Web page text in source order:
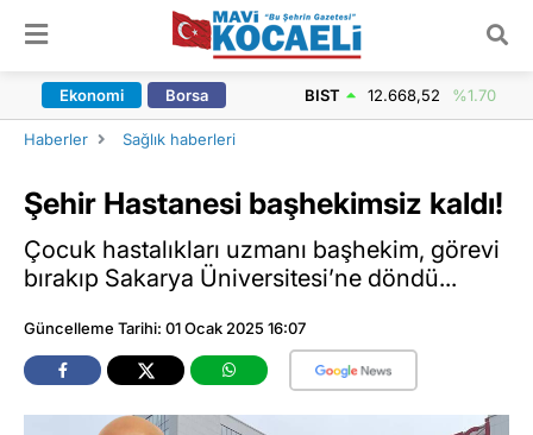
Ekonomi Borsa BIST 12.668,52 %1.70
Haberler Sağlık haberleri
Şehir Hastanesi başhekimsiz kaldı!
Çocuk hastalıkları uzmanı başhekim, görevi
bırakıp Sakarya Üniversitesi’ne döndü...
Güncelleme Tarihi: 01 Ocak 2025 16:07